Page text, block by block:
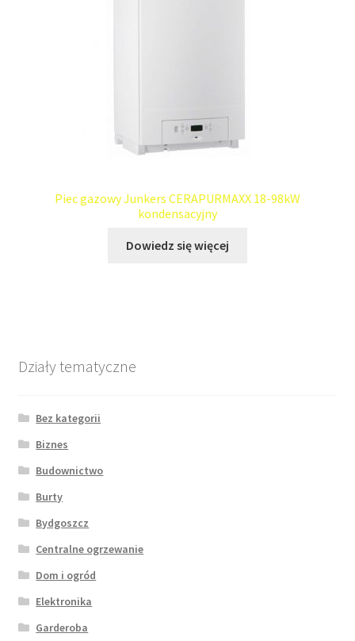
Piec gazowy Junkers CERAPURMAXX 18-98kW
kondensacyjny
Dowiedz się więcej
Działy tematyczne
Bez kategorii
Biznes
Budownictwo
Burty
Bydgoszcz
Centralne ogrzewanie
Dom i ogród
Elektronika
Garderoba